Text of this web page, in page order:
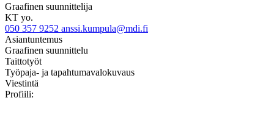
Graafinen suunnittelija
KT yo.
050 357 9252 anssi.kumpula@mdi.fi
Asiantuntemus
Graafinen suunnittelu
Taittotyöt
Työpaja- ja tapahtumavalokuvaus
Viestintä
Profiili: